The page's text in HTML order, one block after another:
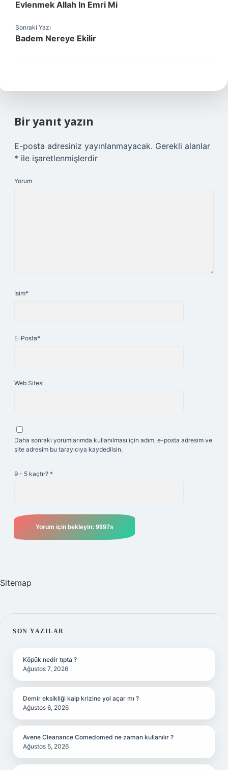
Evlenmek Allah In Emri Mi
Sonraki Yazı
Badem Nereye Ekilir
Bir yanıt yazın
E-posta adresiniz yayınlanmayacak. Gerekli alanlar
* ile işaretlenmişlerdir
Yorum
İsim*
E-Posta*
Web Sitesi
Daha sonraki yorumlarımda kullanılması için adım, e-posta adresim ve
site adresim bu tarayıcıya kaydedilsin.
9 - 5 kaçtır? *
Sitemap
SIDEBAR
SON YAZILAR
Köpük nedir tıpta ?
Ağustos 7, 2026
Demir eksikliği kalp krizine yol açar mı ?
Ağustos 6, 2026
Avene Cleanance Comedomed ne zaman kullanılır ?
Ağustos 5, 2026